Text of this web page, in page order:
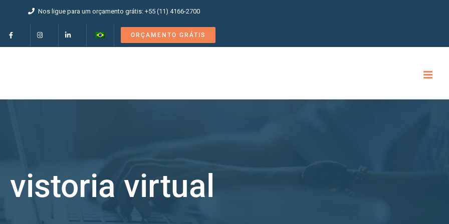
Nos ligue para um orçamento grátis: +55 (11) 4166-2700
ORÇAMENTO GRÁTIS
vistoria virtual